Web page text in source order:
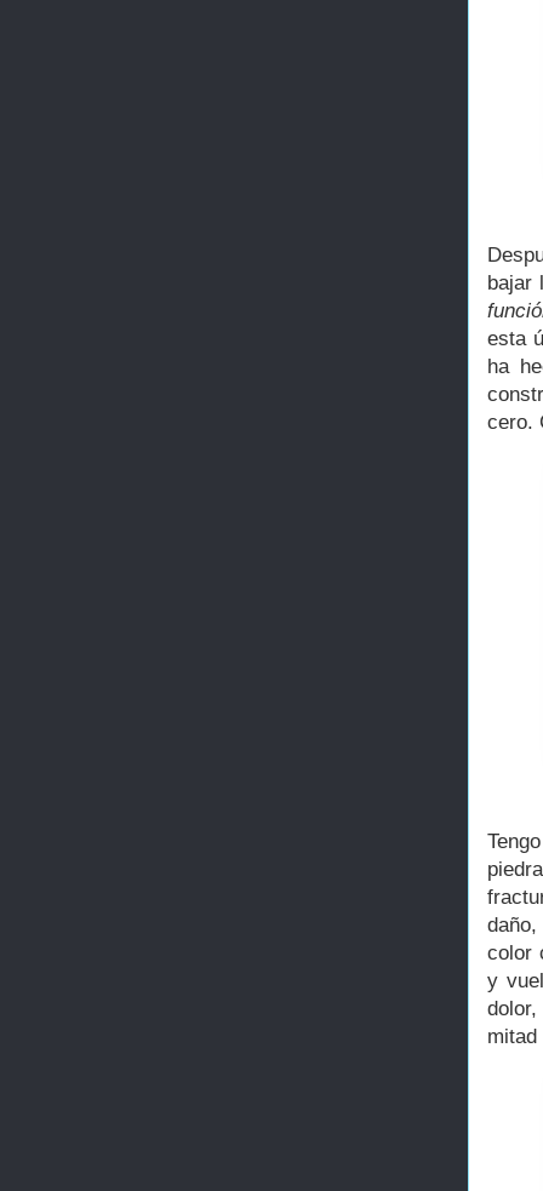
bajar
esta
ha
cero.
color
y
dolor,
mitad